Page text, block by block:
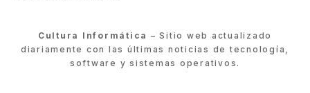
Cultura Informática – Sitio web actualizado
diariamente con las últimas noticias de tecnología,
software y sistemas operativos.